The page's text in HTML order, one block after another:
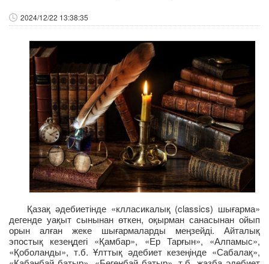
2024/12/22 13:38:35
Қазақ әдебиетінде «клласикалық (classics) шығарма»
дегенде уақыт сынынан өткен, оқырман санасынан ойып
орын алған жеке шығармаларды меңзейді. Айталық
эпостық кезеңдегі «Қамбар», «Ер Тарғын», «Алпамыс»,
«Қоболанды», т.б. Ұлттық әдебиет кезеңінде «Сабалақ»,